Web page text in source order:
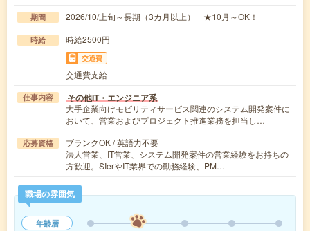
期間 2026/10/上旬～長期（3カ月以上） ★10月～OK！
時給 時給2500円
交通費
交通費支給
仕事内容 その他IT・エンジニア系
大手企業向けモビリティサービス関連のシステム開発案件に
おいて、営業およびプロジェクト推進業務を担当し…
応募資格
ブランクOK / 英語力不要
法人営業、IT営業、システム開発案件の営業経験をお持ちの
方歓迎。SIerやIT業界での勤務経験、PM…
職場の雰囲気
年齢層